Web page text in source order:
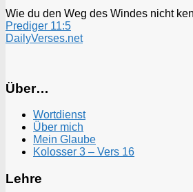
Wie du den Weg des Windes nicht
Prediger 11:5
DailyVerses.net
Über…
Wortdienst
Über mich
Mein Glaube
Kolosser 3 – Vers 16
Lehre